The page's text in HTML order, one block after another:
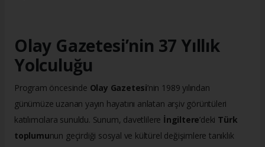
Olay Gazetesi’nin 37 Yıllık
Yolculuğu
Program öncesinde Olay Gazetesi’nin 1989 yılından
günümüze uzanan yayın hayatını anlatan arşiv görüntüleri
katılımcılara sunuldu. Sunum, davetlilere İngiltere’deki Türk
toplumunun geçirdiği sosyal ve kültürel değişimlere tanıklık